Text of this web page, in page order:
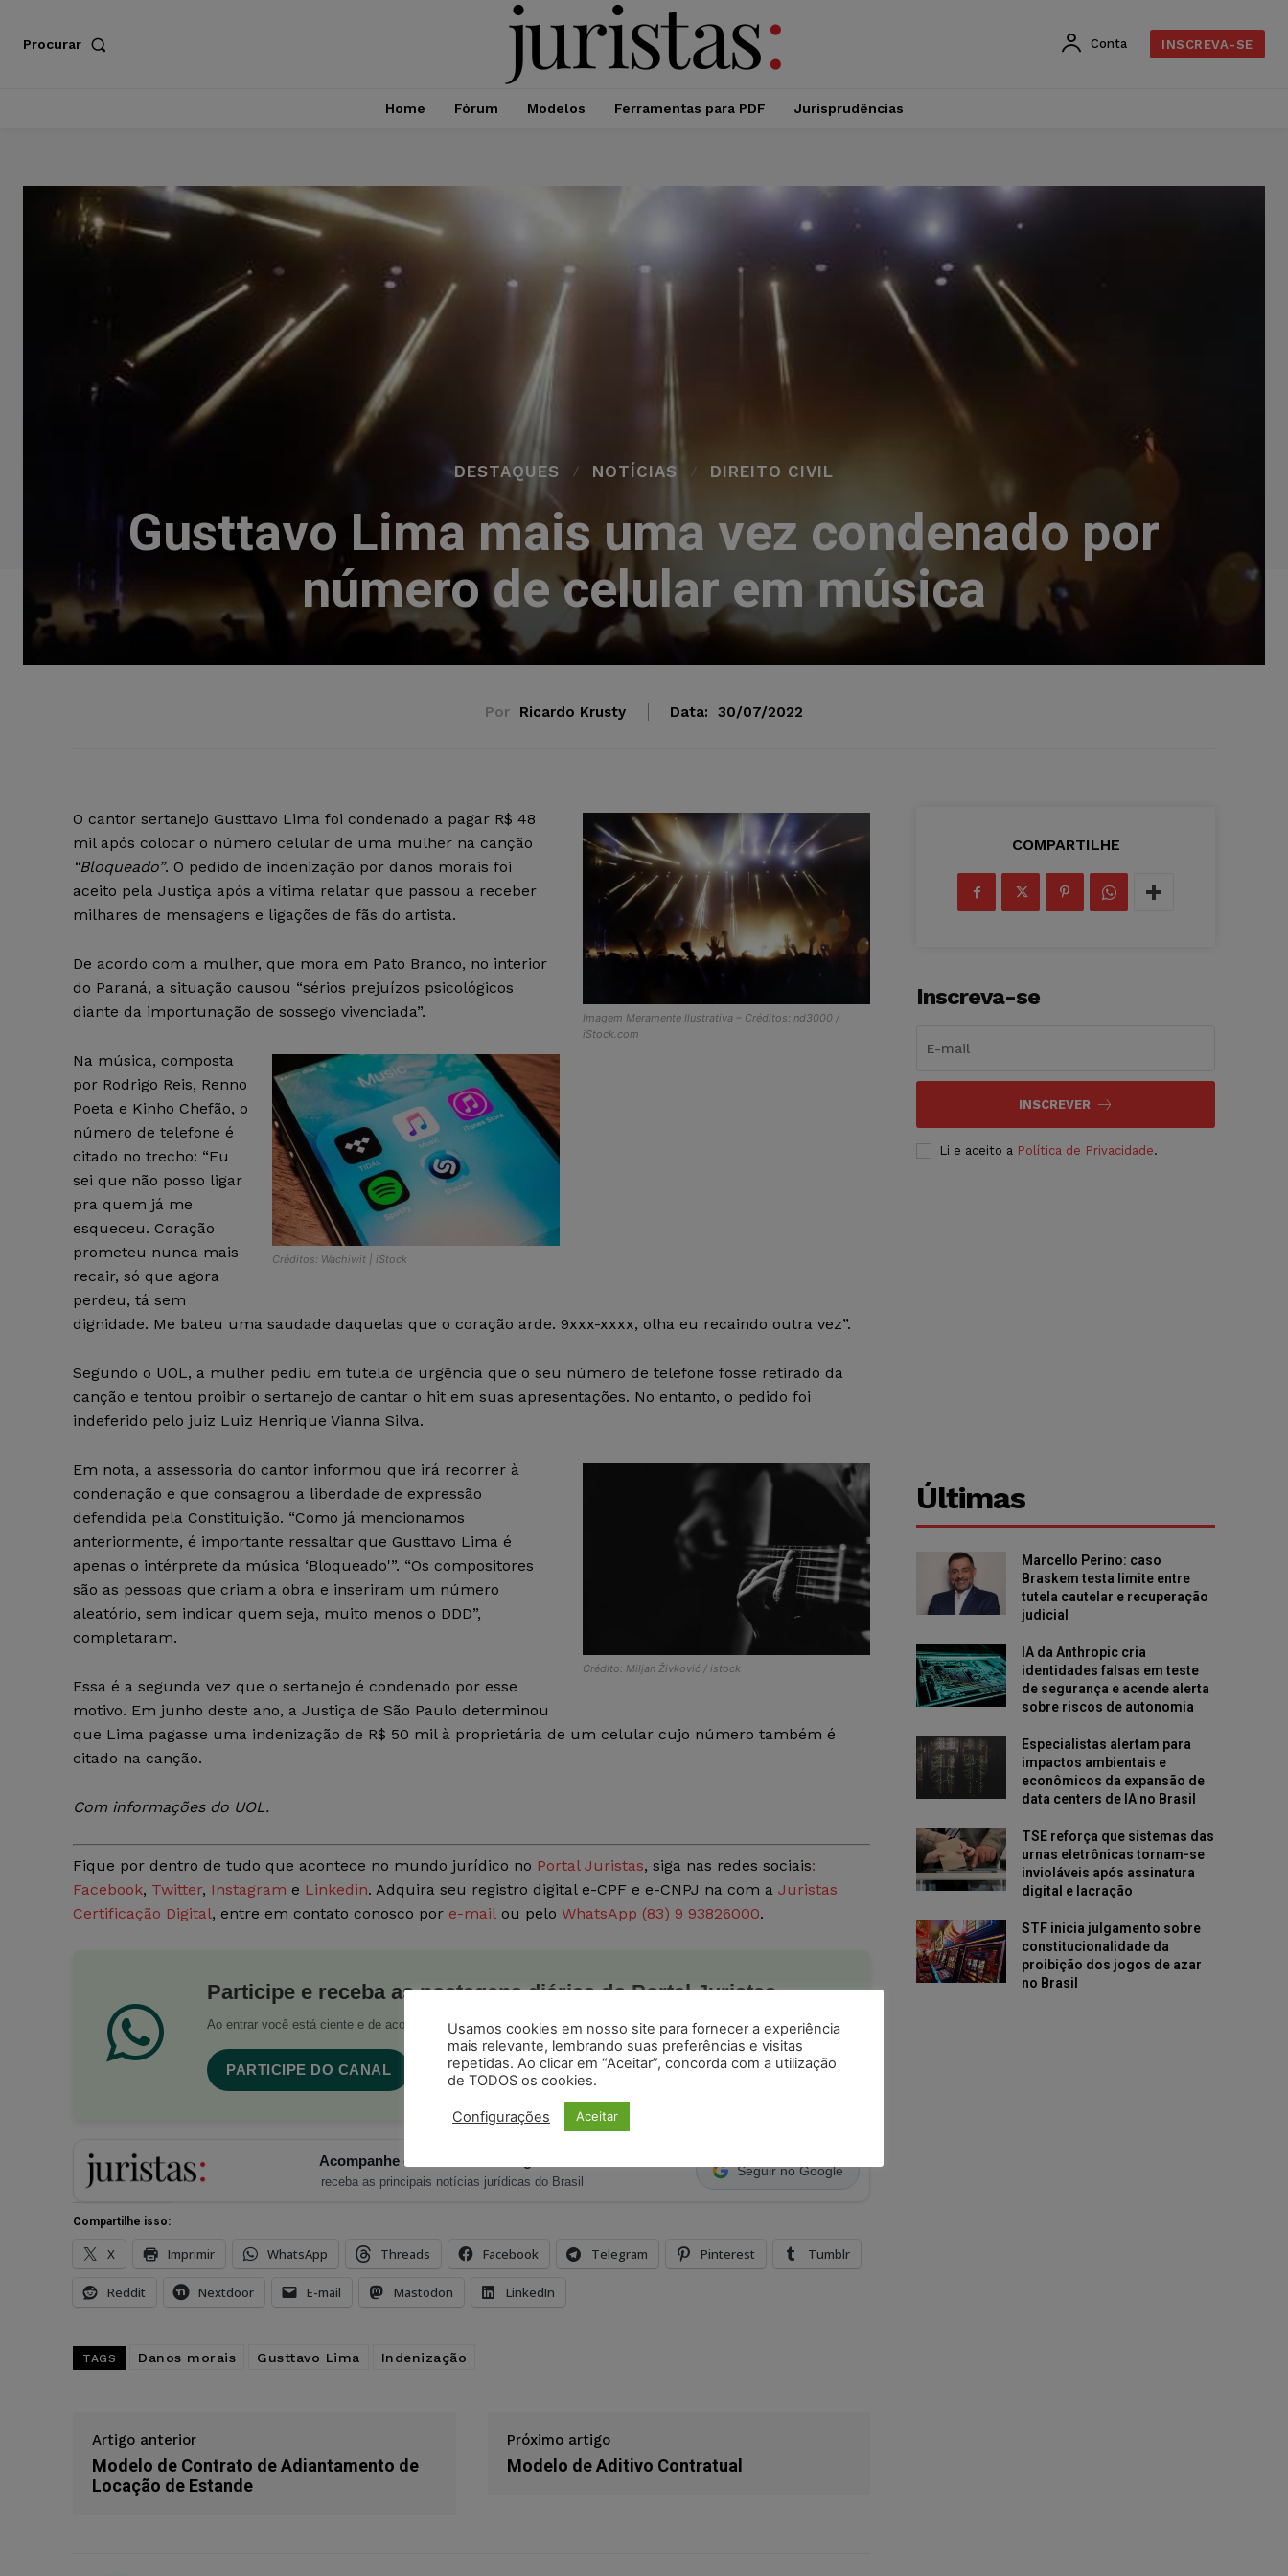
Procurar Conta INSCREVA-SE
Home Fórum Modelos Ferramentas para PDF Jurisprudências
DESTAQUES NOTÍCIAS DIREITO CIVIL
Gusttavo Lima mais uma vez condenado por
número de celular em música
Por Ricardo Krusty Data: 30/07/2022
Imagem Meramente Ilustrativa – Créditos: nd3000 /
iStock.com
O cantor sertanejo Gusttavo Lima foi condenado a pagar R$ 48
mil após colocar o número celular de uma mulher na canção
“Bloqueado”. O pedido de indenização por danos morais foi
aceito pela Justiça após a vítima relatar que passou a receber
milhares de mensagens e ligações de fãs do artista.
De acordo com a mulher, que mora em Pato Branco, no interior
do Paraná, a situação causou “sérios prejuízos psicológicos
diante da importunação de sossego vivenciada”.
Créditos: Wachiwit | iStock
Na música, composta
por Rodrigo Reis, Renno
Poeta e Kinho Chefão, o
número de telefone é
citado no trecho: “Eu
sei que não posso ligar
pra quem já me
esqueceu. Coração
prometeu nunca mais
recair, só que agora
perdeu, tá sem
dignidade. Me bateu uma saudade daquelas que o coração arde. 9xxx-xxxx, olha eu recaindo outra vez”.
Segundo o UOL, a mulher pediu em tutela de urgência que o seu número de telefone fosse retirado da
canção e tentou proibir o sertanejo de cantar o hit em suas apresentações. No entanto, o pedido foi
indeferido pelo juiz Luiz Henrique Vianna Silva.
Crédito: Miljan Živković / istock
Em nota, a assessoria do cantor informou que irá recorrer à
condenação e que consagrou a liberdade de expressão
defendida pela Constituição. “Como já mencionamos
anteriormente, é importante ressaltar que Gusttavo Lima é
apenas o intérprete da música ‘Bloqueado'”. “Os compositores
são as pessoas que criam a obra e inseriram um número
aleatório, sem indicar quem seja, muito menos o DDD”,
completaram.
Essa é a segunda vez que o sertanejo é condenado por esse
motivo. Em junho deste ano, a Justiça de São Paulo determinou
que Lima pagasse uma indenização de R$ 50 mil à proprietária de um celular cujo número também é
citado na canção.
Com informações do UOL.
Fique por dentro de tudo que acontece no mundo jurídico no Portal Juristas, siga nas redes sociais:
Facebook, Twitter, Instagram e Linkedin. Adquira seu registro digital e-CPF e e-CNPJ na com a Juristas
Certificação Digital, entre em contato conosco por e-mail ou pelo WhatsApp (83) 9 93826000.
Participe e receba as postagens diárias do Portal Juristas.
Ao entrar você está ciente e de acordo com ostermos de uso eprivacidadedo Whatsapp.
PARTICIPE DO CANAL
Acompanhe o Juristas no Google News
receba as principais notícias jurídicas do Brasil
Seguir no Google
Compartilhe isso:
X Imprimir WhatsApp Threads Facebook Telegram Pinterest Tumblr
Reddit Nextdoor E-mail Mastodon LinkedIn
TAGS Danos morais Gusttavo Lima Indenização
Artigo anterior
Modelo de Contrato de Adiantamento de
Locação de Estande
Próximo artigo
Modelo de Aditivo Contratual
COMPARTILHE
Inscreva-se
INSCREVER
Li e aceito a Política de Privacidade.
Últimas
Marcello Perino: caso
Braskem testa limite entre
tutela cautelar e recuperação
judicial
IA da Anthropic cria
identidades falsas em teste
de segurança e acende alerta
sobre riscos de autonomia
Especialistas alertam para
impactos ambientais e
econômicos da expansão de
data centers de IA no Brasil
TSE reforça que sistemas das
urnas eletrônicas tornam-se
invioláveis após assinatura
digital e lacração
STF inicia julgamento sobre
constitucionalidade da
proibição dos jogos de azar
no Brasil
Usamos cookies em nosso site para fornecer a experiência
mais relevante, lembrando suas preferências e visitas
repetidas. Ao clicar em “Aceitar”, concorda com a utilização
de TODOS os cookies.
Configurações Aceitar